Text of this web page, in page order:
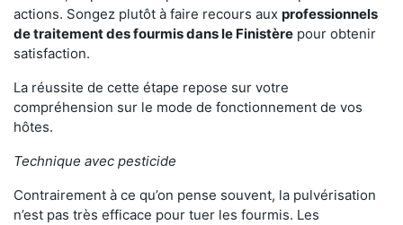
actions. Songez plutôt à faire recours aux professionnels
de traitement des fourmis dans le Finistère pour obtenir
satisfaction.
La réussite de cette étape repose sur votre
compréhension sur le mode de fonctionnement de vos
hôtes.
Technique avec pesticide
Contrairement à ce qu’on pense souvent, la pulvérisation
n’est pas très efficace pour tuer les fourmis. Les